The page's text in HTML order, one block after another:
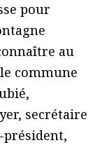
pour
au
commune
secrétaire
président,